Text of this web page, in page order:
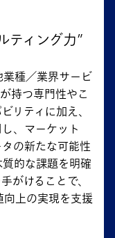
ティング力”
種／業界サービ
持つ専門性やこ
リティに加え、
、マーケット
の新たな可能性
的な課題を明確
がけることで、
上の実現を支援